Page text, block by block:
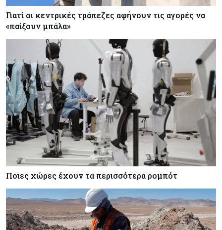
Γιατί οι κεντρικές τράπεζες αφήνουν τις αγορές να
«παίξουν μπάλα»
Ποιες χώρες έχουν τα περισσότερα ρομπότ